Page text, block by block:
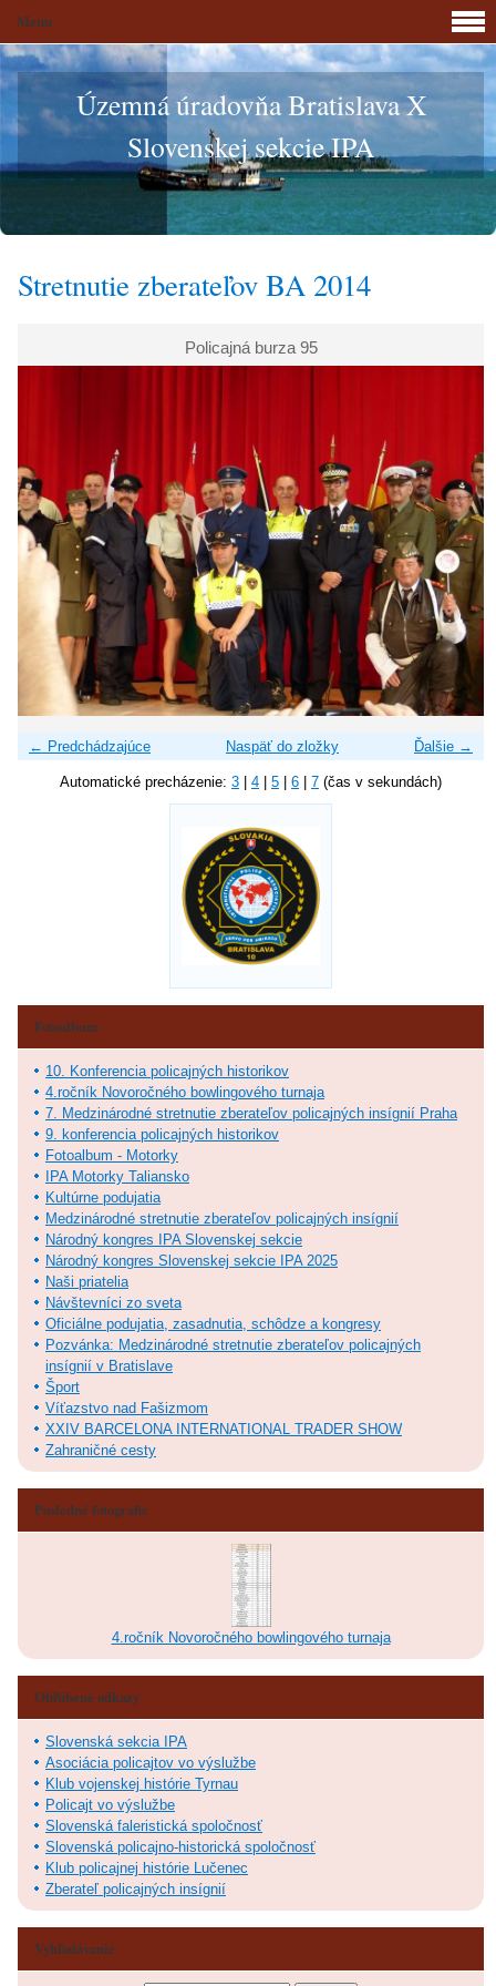
Územná úradovňa Bratislava X
Slovenskej sekcie IPA
Stretnutie zberateľov BA 2014
Policajná burza 95
← Predchádzajúce Ďalšie →
Naspäť do zložky
Automatické precházenie: 3 4 5 6 7 (čas v sekundách)
Menu
Fotoalbum
10. Konferencia policajných historikov
4.ročník Novoročného bowlingového turnaja
7. Medzinárodné stretnutie zberateľov policajných insígnií Praha
9. konferencia policajných historikov
Fotoalbum - Motorky
IPA Motorky Taliansko
Kultúrne podujatia
Medzinárodné stretnutie zberateľov policajných insígnií
Národný kongres IPA Slovenskej sekcie
Národný kongres Slovenskej sekcie IPA 2025
Naši priatelia
Návštevníci zo sveta
Oficiálne podujatia, zasadnutia, schôdze a kongresy
Pozvánka: Medzinárodné stretnutie zberateľov policajných
insígnií v Bratislave
Šport
Víťazstvo nad Fašizmom
XXIV BARCELONA INTERNATIONAL TRADER SHOW
Zahraničné cesty
Posledné fotografie
4.ročník Novoročného bowlingového turnaja
Obľúbené odkazy
Slovenská sekcia IPA
Asociácia policajtov vo výslužbe
Klub vojenskej histórie Tyrnau
Policajt vo výslužbe
Slovenská faleristická spoločnosť
Slovenská policajno-historická spoločnosť
Klub policajnej histórie Lučenec
Zberateľ policajných insígnií
Vyhľadávanie